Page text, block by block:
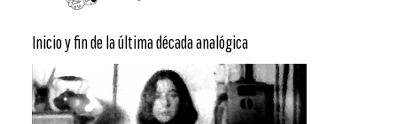
Inicio y fin de la última década analógica